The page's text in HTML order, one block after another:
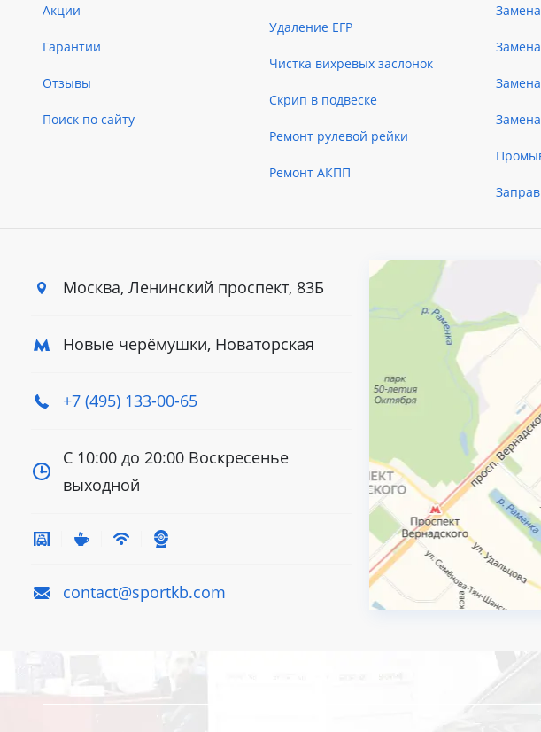
Акции
Гарантии
Отзывы
Поиск по сайту
Удаление ЕГР
Чистка вихревых заслонок
Скрип в подвеске
Ремонт рулевой рейки
Ремонт АКПП
Москва, Ленинский проспект, 83Б
Новые черёмушки, Новаторская
+7 (495) 133-00-65
С 10:00 до 20:00 Воскресенье
выходной
contact@sportkb.com